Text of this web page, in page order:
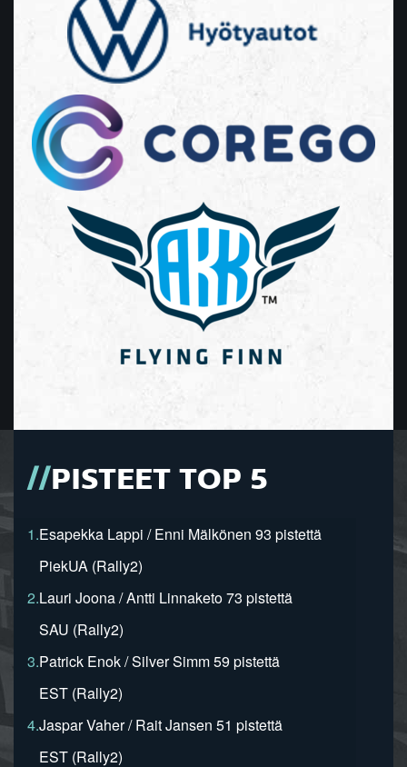
PISTEET TOP 5
1.Esapekka Lappi / Enni Mälkönen 93 pistettä
PiekUA (Rally2)
2.Lauri Joona / Antti Linnaketo 73 pistettä
SAU (Rally2)
3.Patrick Enok / Silver Simm 59 pistettä
EST (Rally2)
4.Jaspar Vaher / Rait Jansen 51 pistettä
EST (Rally2)